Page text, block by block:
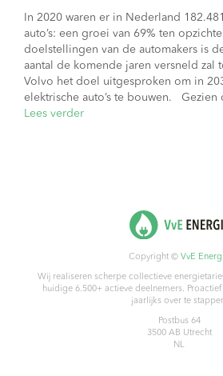
In 2020 waren er in Nederland
auto’s: een groei van 69% ten
doelstellingen van de automakers is
aantal de komende jaren versneld zal
Volvo het doel uitgesproken om in
elektrische auto’s te bouwen.
Lees verder
Copyright © VvE
Wij realiseren scherpe collectieve
huidige 6.500+ actieve deelnemers.
jaarlijks over te
Postbus 64
3500 AB Utrecht
NL